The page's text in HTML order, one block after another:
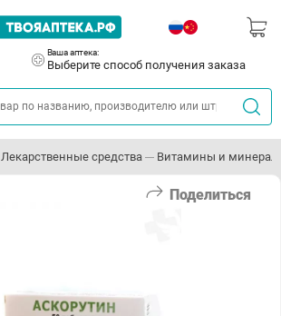
Ваша аптека:
Выберите способ получения заказа
Лекарственные средства Витамины и
Поделиться